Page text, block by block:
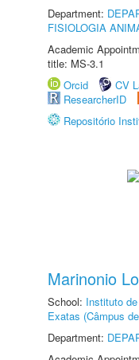
Department:
FISIOLOGIA
Academic
title: MS-3.1
Orcid
CV
ResearcherID
Repositório
Marinonio
School: Instituto
Exatas (Câmpus
Department: